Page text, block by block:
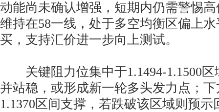
动能尚未确认增强，短期内仍需警惕
维持在58一线，处于多空均衡区偏上
买，支持汇价进一步向上测试。
关键阻力位集中于1.1494-1.1500区
并站稳，或形成新一轮多头发力点；下
1.1370区间支撑，若跌破该区域则预